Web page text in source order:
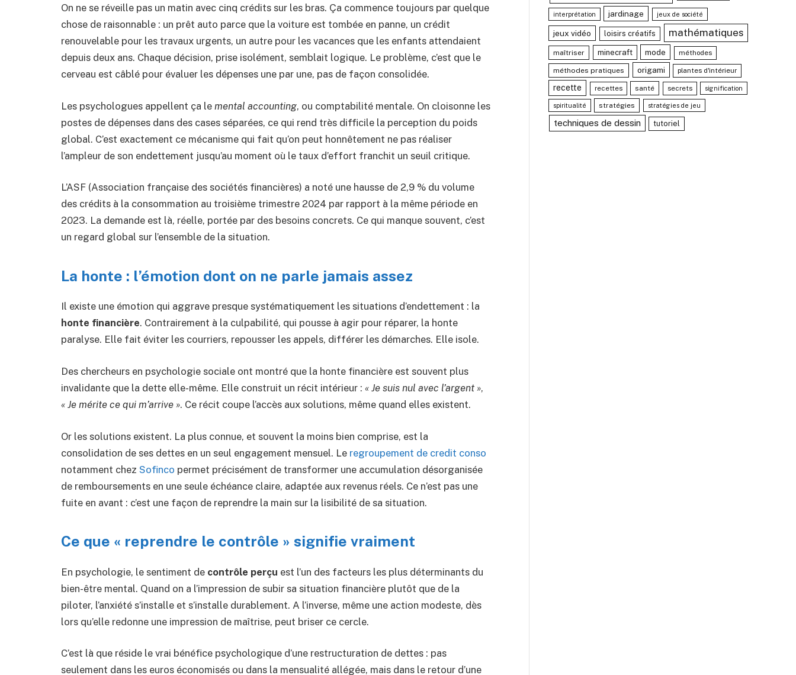
On ne se réveille pas un matin avec cinq crédits sur les bras. Ça commence toujours par quelque
chose de raisonnable : un prêt auto parce que la voiture est tombée en panne, un crédit
renouvelable pour les travaux urgents, un autre pour les vacances que les enfants attendaient
depuis deux ans. Chaque décision, prise isolément, semblait logique. Le problème, c’est que le
cerveau est câblé pour évaluer les dépenses une par une, pas de façon consolidée.
Les psychologues appellent ça le mental accounting, ou comptabilité mentale. On cloisonne les
postes de dépenses dans des cases séparées, ce qui rend très difficile la perception du poids
global. C’est exactement ce mécanisme qui fait qu’on peut honnêtement ne pas réaliser
l’ampleur de son endettement jusqu’au moment où le taux d’effort franchit un seuil critique.
L’ASF (Association française des sociétés financières) a noté une hausse de 2,9 % du volume
des crédits à la consommation au troisième trimestre 2024 par rapport à la même période en
2023. La demande est là, réelle, portée par des besoins concrets. Ce qui manque souvent, c’est
un regard global sur l’ensemble de la situation.
La honte : l’émotion dont on ne parle jamais assez
Il existe une émotion qui aggrave presque systématiquement les situations d’endettement : la
honte financière. Contrairement à la culpabilité, qui pousse à agir pour réparer, la honte
paralyse. Elle fait éviter les courriers, repousser les appels, différer les démarches. Elle isole.
Des chercheurs en psychologie sociale ont montré que la honte financière est souvent plus
invalidante que la dette elle-même. Elle construit un récit intérieur : « Je suis nul avec l’argent »,
« Je mérite ce qui m’arrive ». Ce récit coupe l’accès aux solutions, même quand elles existent.
Or les solutions existent. La plus connue, et souvent la moins bien comprise, est la
consolidation de ses dettes en un seul engagement mensuel. Le regroupement de credit conso
notamment chez Sofinco permet précisément de transformer une accumulation désorganisée
de remboursements en une seule échéance claire, adaptée aux revenus réels. Ce n’est pas une
fuite en avant : c’est une façon de reprendre la main sur la lisibilité de sa situation.
Ce que « reprendre le contrôle » signifie vraiment
En psychologie, le sentiment de contrôle perçu est l’un des facteurs les plus déterminants du
bien-être mental. Quand on a l’impression de subir sa situation financière plutôt que de la
piloter, l’anxiété s’installe et s’installe durablement. A l’inverse, même une action modeste, dès
lors qu’elle redonne une impression de maîtrise, peut briser ce cercle.
C’est là que réside le vrai bénéfice psychologique d’une restructuration de dettes : pas
seulement dans les euros économisés ou dans la mensualité allégée, mais dans le retour d’une
interprétation jardinage jeux de société
jeux vidéo loisirs créatifs mathématiques
maîtriser minecraft mode méthodes
méthodes pratiques origami plantes d'intérieur
recette recettes santé secrets signification
spiritualité stratégies stratégies de jeu
techniques de dessin tutoriel